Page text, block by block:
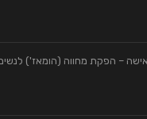
– הפקת מחווה (הומאז')